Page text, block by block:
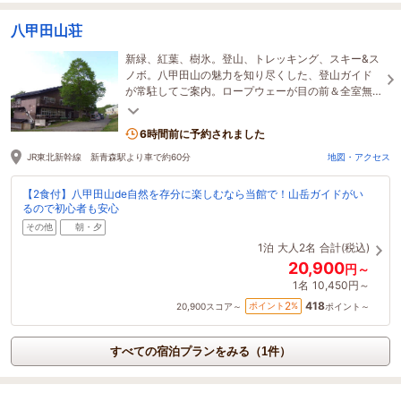
八甲田山荘
新緑、紅葉、樹氷。登山、トレッキング、スキー&ス
ノボ。八甲田山の魅力を知り尽くした、登山ガイド
が常駐してご案内。ロープウェーが目の前＆全室無
線ＬＡＮ接続無料！天候など最新の情報収集も安心
6時間前に予約されました
JR東北新幹線 新青森駅より車で約60分 地図・アクセス
【2食付】八甲田山de自然を存分に楽しむなら当館で！山岳ガイドがい
るので初心者も安心
その他 朝・夕
1泊 大人2名 合計(税込)
20,900円～
1名 10,450円～
20,900スコア～ ポイント 2% 418ポイント～
すべての宿泊プランをみる（1件）